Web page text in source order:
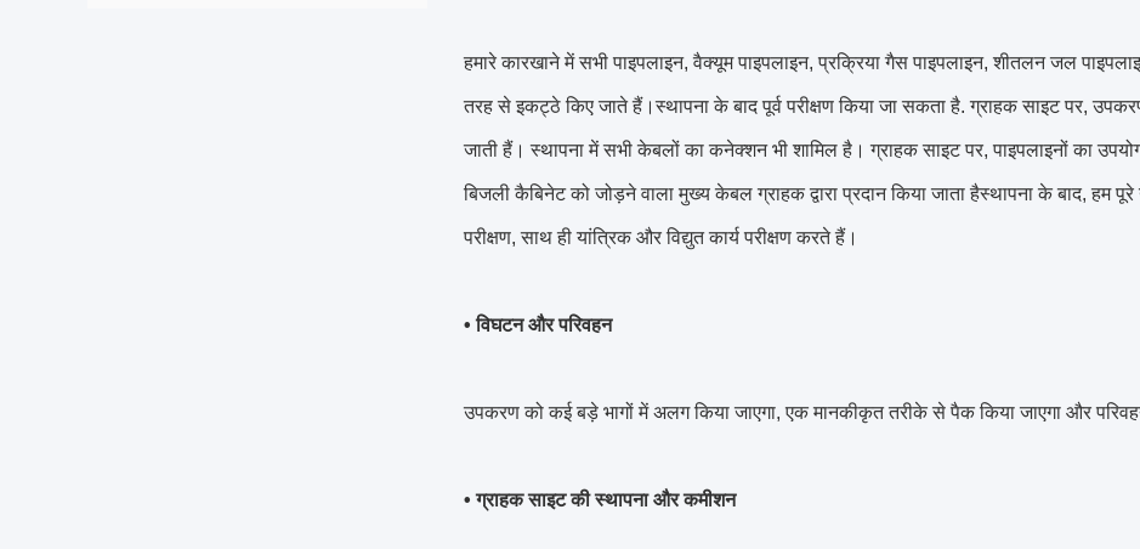
हमारे कारखाने में सभी पाइपलाइन, वैक्यूम पाइपलाइन, प्रक्रिया गैस पाइपलाइन, शीतलन जल
तरह से इकट्ठे किए जाते हैं।स्थापना के बाद पूर्व परीक्षण किया जा सकता है. ग्राहक साइट पर,
जाती हैं। स्थापना में सभी केबलों का कनेक्शन भी शामिल है। ग्राहक साइट पर, पाइपलाइनों का
बिजली कैबिनेट को जोड़ने वाला मुख्य केबल ग्राहक द्वारा प्रदान किया जाता हैस्थापना के बाद, हम
परीक्षण, साथ ही यांत्रिक और विद्युत कार्य परीक्षण करते हैं।
• विघटन और परिवहन
उपकरण को कई बड़े भागों में अलग किया जाएगा, एक मानकीकृत तरीके से पैक किया जाएगा और
• ग्राहक साइट की स्थापना और कमीशन